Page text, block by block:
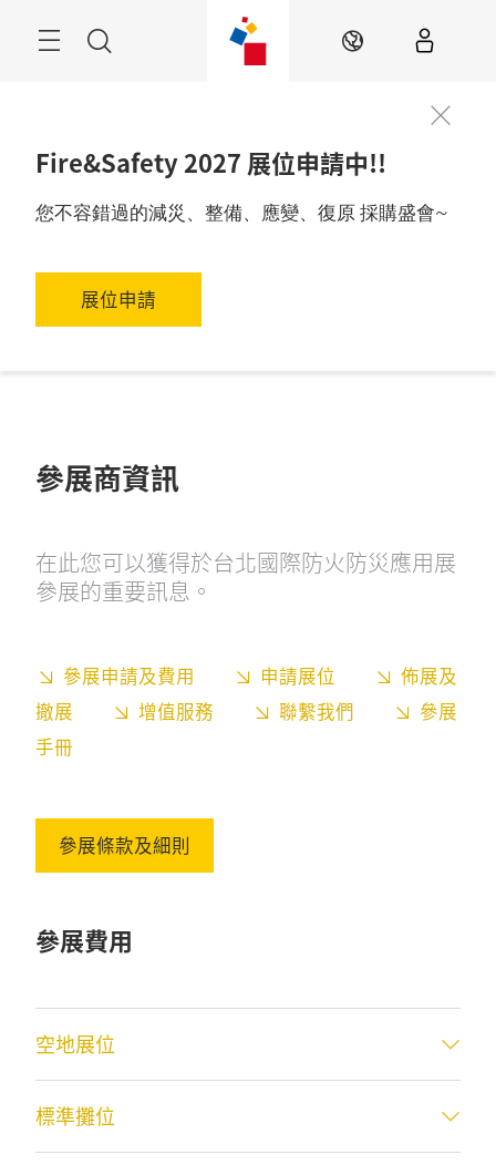
目
ZH
Fire&Safety 2027 展位申請中!!
您不容錯過的減災、整備、應變、復原 採購盛會~
展位申請
參展商資訊
在此您可以獲得於台北國際防火防災應用展
參展的重要訊息。
參展申請及費用 申請展位
佈展及
撤展
增值服務 聯繫我們
參展
手冊
參展條款及細則
參展費用
空地展位
標準攤位